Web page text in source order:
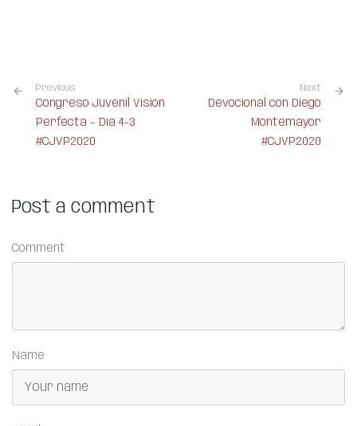
Previous
Congreso Juvenil Visión
Perfecta – Día 4-3
#CJVP2020
Next
Devocional con Diego
Montemayor
#CJVP2020
Post a comment
Comment
Name